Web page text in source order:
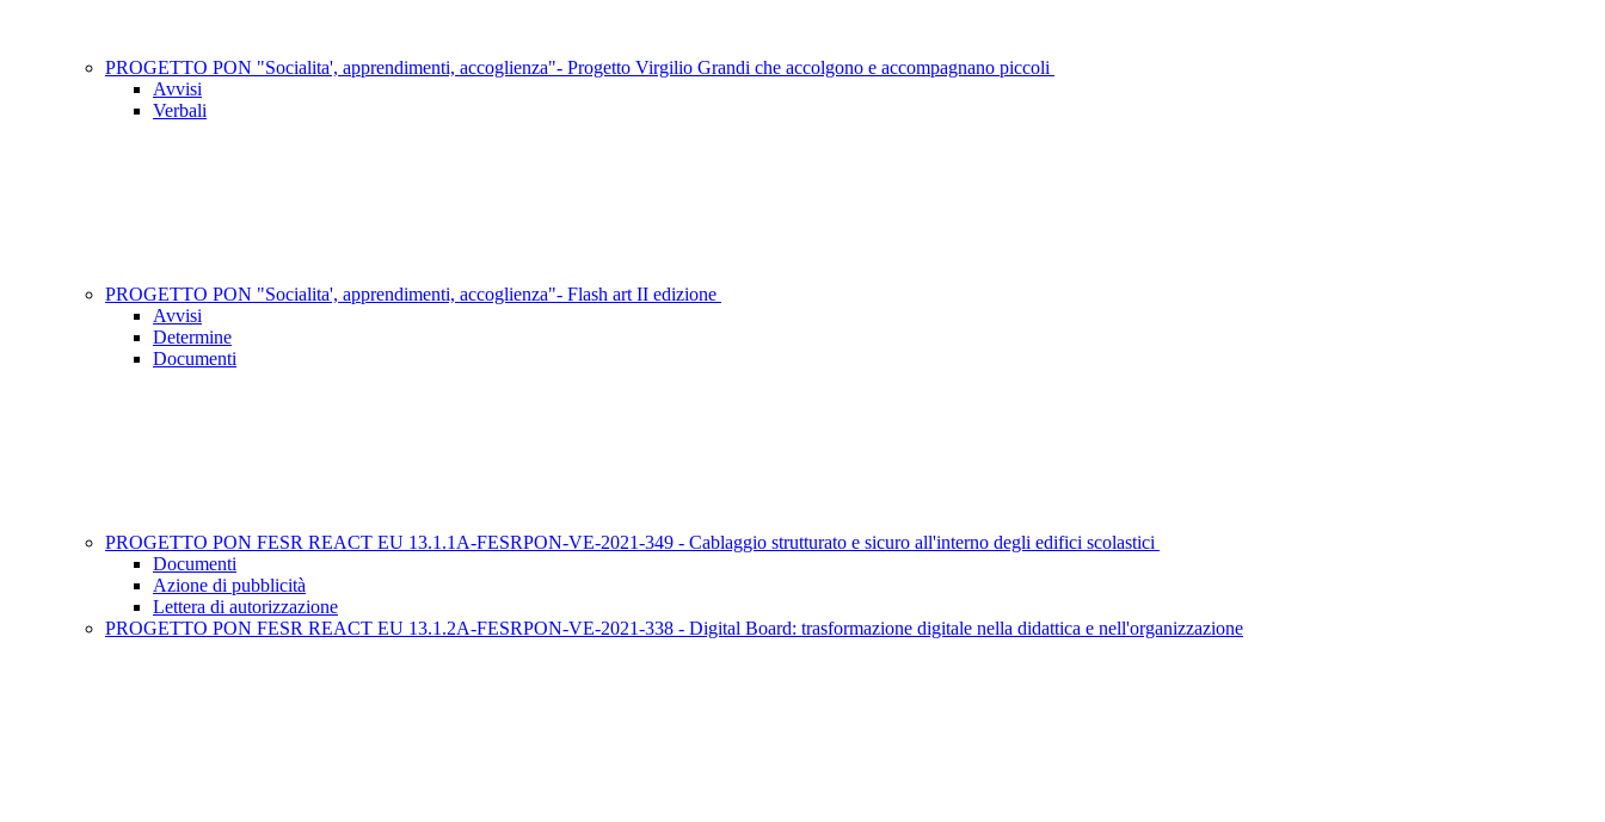
PROGETTO PON "Socialita', apprendimenti, accoglienza"- Progetto Virgilio Grandi che accolgono e accompagnano piccoli
Avvisi
Verbali
PROGETTO PON "Socialita', apprendimenti, accoglienza"- Flash art II edizione
Avvisi
Determine
Documenti
PROGETTO PON FESR REACT EU 13.1.1A-FESRPON-VE-2021-349 - Cablaggio strutturato e sicuro all'interno degli edifici scolastici
Documenti
Azione di pubblicità
Lettera di autorizzazione
PROGETTO PON FESR REACT EU 13.1.2A-FESRPON-VE-2021-338 - Digital Board: trasformazione digitale nella didattica e nell'organizzazione